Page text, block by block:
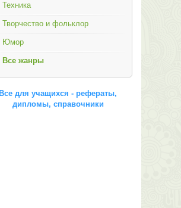
Техника
Творчество и фольклор
Юмор
Все жанры
Все для учащихся - рефераты,
дипломы, справочники